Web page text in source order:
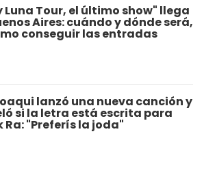
Luna Tour, el último show" llega
Aires: cuándo y dónde será,
conseguir las entradas
lanzó una nueva canción y
si la letra está escrita para
Ra: "Preferís la joda"